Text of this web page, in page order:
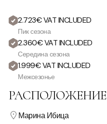
2.723€ VAT INCLUDED
Пик сезона
2.360€ VAT INCLUDED
Середина сезона
1.999€ VAT INCLUDED
Межсезонье
РАСПОЛОЖЕНИЕ
Марина Ибица